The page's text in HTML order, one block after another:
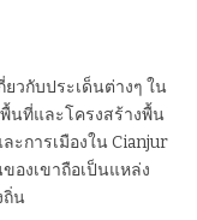
ยวกับประเด็นต่างๆ ใน
นที่และโครงสร้างพื้น
ะการเมืองใน Cianjur
องเขาถือเป็นแหล่ง
ถิ่น